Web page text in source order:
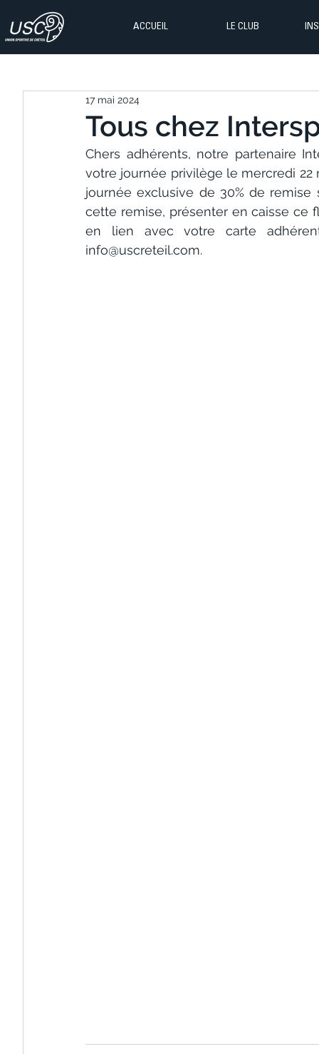
ACCUEIL LE CLUB
Tous chez
17 mai 2024
Chers adhérents, notre partenaire
votre journée privilège le mercredi 22
journée exclusive de 30% de
cette remise, présenter en caisse ce
info@uscreteil.com.